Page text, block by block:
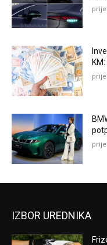
prije
prije
prije
IZBOR UREDNIKA